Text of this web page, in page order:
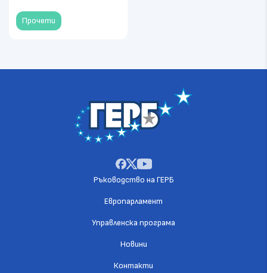
Прочети
Ръководство на ГЕРБ
Европарламент
Управленска програма
Новини
Контакти